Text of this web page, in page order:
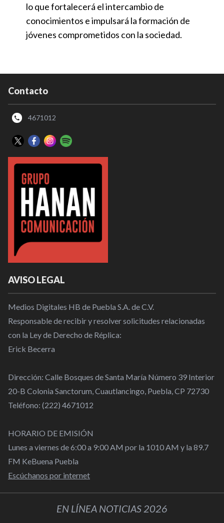
lo que fortalecerá el intercambio de
conocimientos e impulsará la formación de
jóvenes comprometidos con la sociedad.
Contacto
4671012
AVISO LEGAL
Medios Digitales HB de Puebla S.A. de C.V.
Responsable de recibir y resolver solicitudes relacionadas
con la Ley de Derecho de Réplica:
Erick Becerra
Dirección: Calle Bosques de Santa María Número 39 Interior
20-B Colonia Sanctorum, Cuautlancingo, Puebla, CP 72730
Teléfono: (222) 4671012
HORARIO DE EMISIÓN
Lunes a viernes de 6:00 a 9:00 AM por la 1010 AM y la 89.7
FM KeBuena Puebla
Escúchanos por internet
EN LÍNEA NOTICIAS 2026